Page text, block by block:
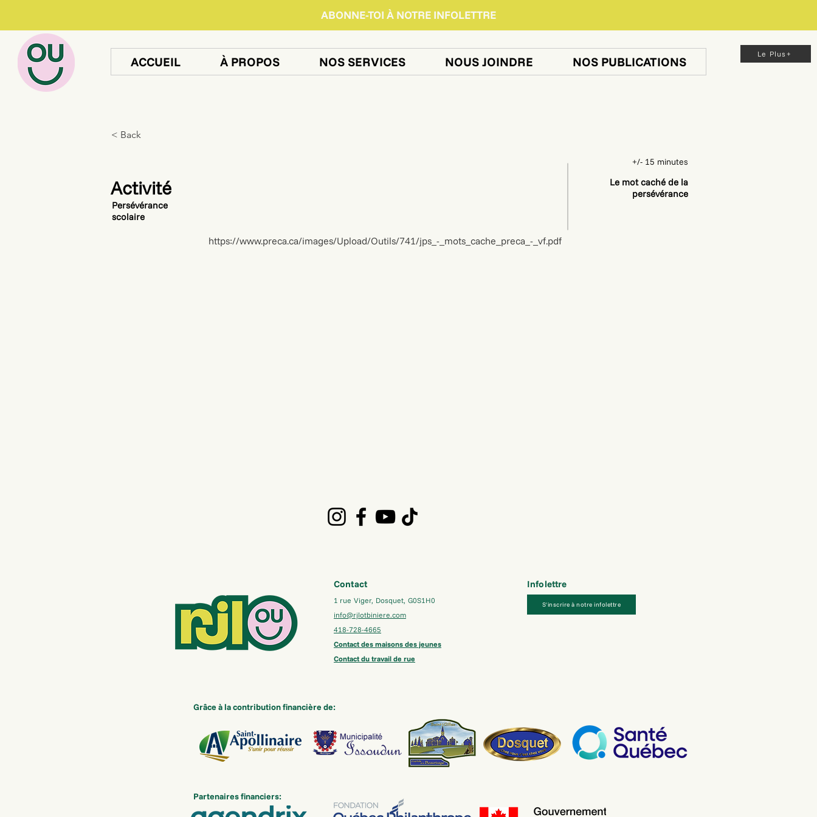
ABONNE-TOI À NOTRE INFOLETTRE
ACCUEIL À PROPOS NOS SERVICES NOUS JOINDRE NOS PUBLICATIONS
Le Plus+
< Back
Activité
Persévérance
scolaire
https://www.preca.ca/images/Upload/Outils/741/jps_-_mots_cache_preca_-_vf.pdf
+/- 15 minutes
Le mot caché de la
persévérance
Contact
1 rue Viger, Dosquet, G0S1H0
info@rjlotbiniere.com
418-728-4665
Contact des maisons des jeunes
Contact du travail de rue
Infolettre
S'inscrire à notre infolettre
Grâce à la contribution financière de:
Partenaires financiers: